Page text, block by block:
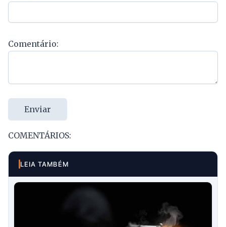
Comentário:
Enviar
COMENTÁRIOS:
LEIA TAMBÉM